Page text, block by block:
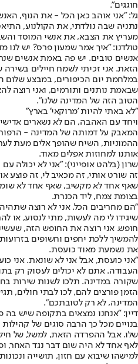
חוגגים".
גל: "אני אוהב כאן הכל - את הנוף,
נתניה שבה נולדתי, את הקולנוע,
מעריץ את הצבא, את אנשי המוסד
טולדנו: "איך אמר שמעון פרס? יש לנו
אנשים טובים. יש פה באמת אנשים
הזאת. אני זכיתי לשמח חיילים
במלחמת יום הכיפורים, במבצע שלום
שבאמת נותנים ותורמים, ואני רוצה
הטוב הזה של המדינה שלנו".
"לא באתי להיות 'מרוקאי' בארץ"
ויחד עם האהבה, הם לא נשארים
המאבק על דמותה של המדינה -
ההמוניות, השיח שהופך אלים מעת
אותנו למחוזות אפלים מאוד.
שרון (בלהט אופייני): "אני לא יכולה
זה שורט אותי, זה מכאיב לי, זה פוצע
שאף אחד לא מקשיב, שאף אחד לא
בצומת צמח, ליד הכנרת.
"הם מחריבים הכל. אני לא רוצה
שיגידו לי מה לעשות, מתי לנסוע, או
חופש. אני רוצה את החופש הזה,
להמשיך ללכת יחפים וחשופים
את נשמעת מאוד כועסת.
"אני כועסת, אבל אני לא שונאת. אני
העבודה. אתם לא יכולים לעסוק רק
שקורה במדינה. תלכו לשנות שירות
הזמן פורצים להם, לכו לבתי חולים,
המדינה, לא רק לטובתכם".
דיין: "אנחנו נמצאים בתקופה שיש בה
בנויים מכל כך הרבה סוגים של
שלו. אבל ההפרדה הזאת, למשל, של
לאף אחד לא היה שום דבר נגד האחר,
למישהו שיבוא עם חזון, תושייה